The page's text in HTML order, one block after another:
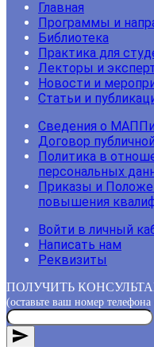
Главная
Программы и
Библиотека
Практика для
Лекторы и
Новости и
Статьи и
Сведения о
Договор
Политика в
персональных
Приказы и
повышения
Войти в личный
Написать нам
Реквизиты
ПОЛУЧИТЬ
(оставьте ваш номер